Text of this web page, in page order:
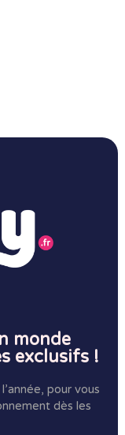
monde
exclusifs !
pour vous
dès les